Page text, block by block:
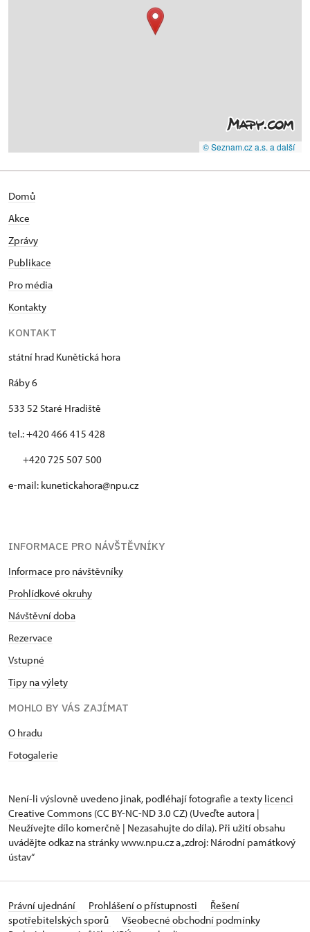
© Seznam.cz a.s. a další
Domů
Akce
Zprávy
Publikace
Pro média
Kontakty
KONTAKT
státní hrad Kunětická hora
Ráby 6
533 52 Staré Hradiště
tel.: +420 466 415 428
+420 725 507 500
e-mail: kunetickahora@npu.cz
INFORMACE PRO NÁVŠTĚVNÍKY
Informace pro návštěvníky
Prohlídkové okruhy
Návštěvní doba
Rezervace
Vstupné
Tipy na výlety
MOHLO BY VÁS ZAJÍMAT
O hradu
Fotogalerie
Není-li výslovně uvedeno jinak, podléhají fotografie a texty licenci
Creative Commons (CC BY-NC-ND 3.0 CZ) (Uveďte autora |
Neužívejte dílo komerčně | Nezasahujte do díla). Při užití obsahu
uvádějte odkaz na stránky www.npu.cz a „zdroj: Národní památkový
ústav“
Právní ujednání Prohlášení o přístupnosti
Řešení
spotřebitelských sporů
Všeobecné obchodní podmínky